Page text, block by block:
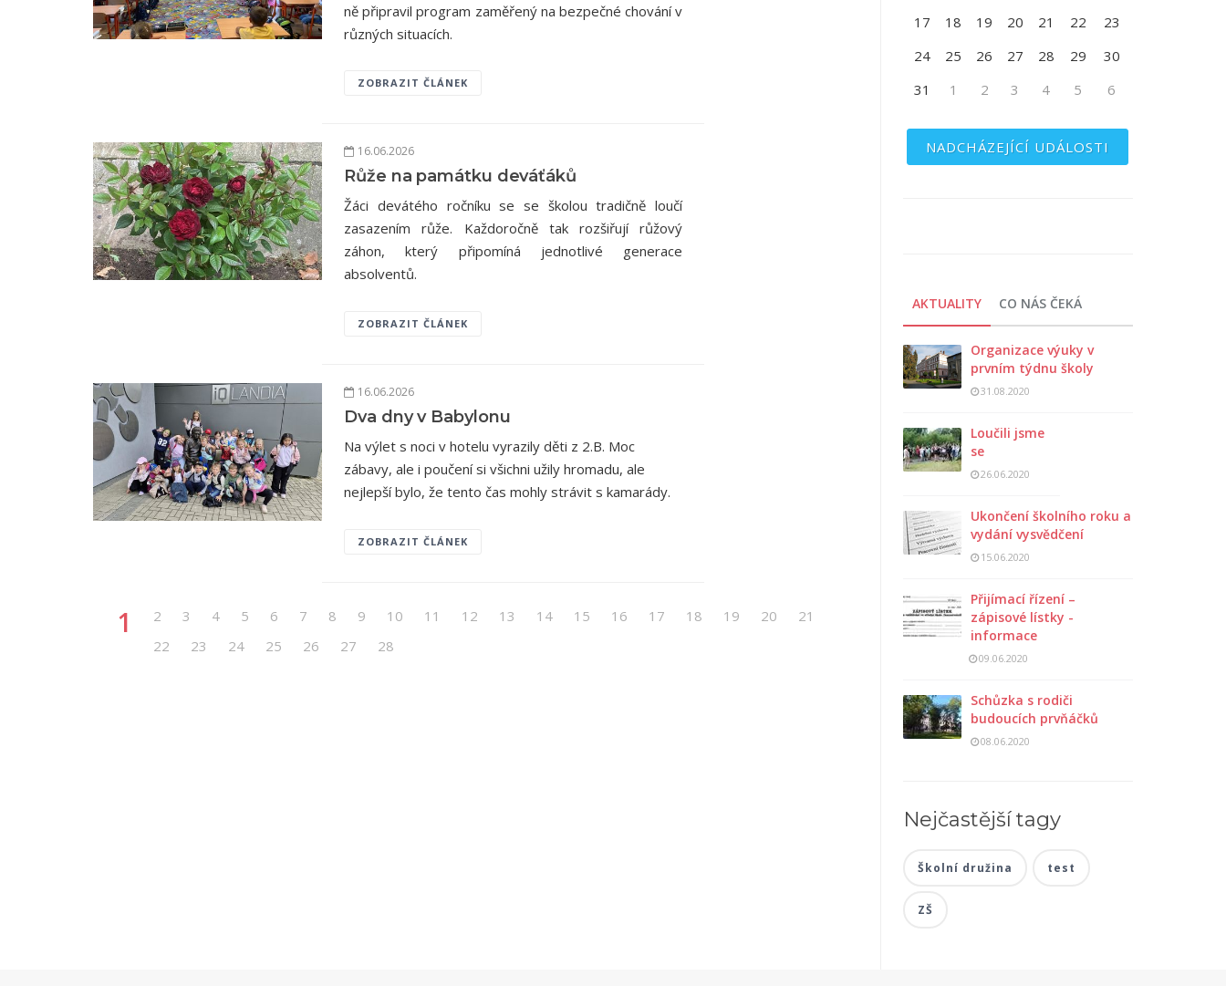
ně připravil program zaměřený na bezpečné chování v
různých situacích.
ZOBRAZIT ČLÁNEK
16.06.2026
Růže na památku deváťáků
Žáci devátého ročníku se se školou tradičně loučí
zasazením růže. Každoročně tak rozšiřují růžový
záhon, který připomíná jednotlivé generace
absolventů.
ZOBRAZIT ČLÁNEK
16.06.2026
Dva dny v Babylonu
Na výlet s noci v hotelu vyrazily děti z 2.B. Moc
zábavy, ale i poučení si všichni užily hromadu, ale
nejlepší bylo, že tento čas mohly strávit s kamarády.
ZOBRAZIT ČLÁNEK
1 2 3 4 5 6 7 8 9 10 11 12 13 14 15 16 17 18 19 20
21
22
23 24 25 26 27 28
17
18 19 20 21 22
23
24
25 26 27 28 29
30
31
1 2 3 4 5 6
NADCHÁZEJÍCÍ UDÁLOSTI
AKTUALITY CO NÁS ČEKÁ
Organizace výuky v
prvním týdnu školy
31.08.2020
Loučili jsme
se
26.06.2020
Ukončení školního roku a
vydání vysvědčení
15.06.2020
Přijímací řízení –
zápisové lístky -
informace
09.06.2020
Schůzka s rodiči
budoucích prvňáčků
08.06.2020
Nejčastější tagy
Školní družina test
ZŠ